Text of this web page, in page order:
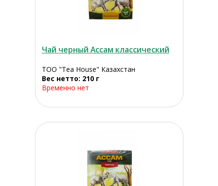
Чай черный Ассам классический
ТОО "Tea House" Казахстан
Вес нетто: 210 г
Временно нет